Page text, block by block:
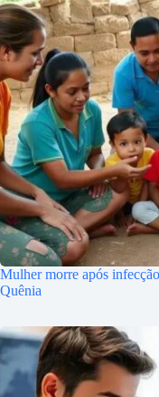
Mulher morre após
Quênia